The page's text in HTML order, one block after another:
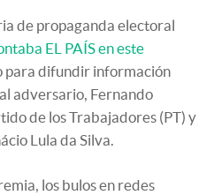
de propaganda electoral
EL PAÍS en este
para difundir información
adversario, Fernando
de los Trabajadores (PT) y
Lula da Silva.
los bulos en redes